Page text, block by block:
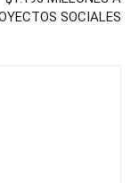
SOCIALES